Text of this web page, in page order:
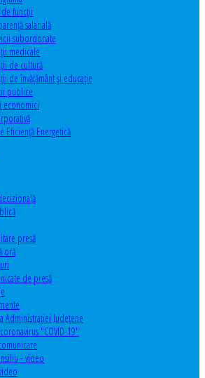
de funcții
salarială
subordonate
medicale
de cultură
de învăţământ şi educaţie
publice
economici
Eficienţă Energetică
presă
oră
de presă
Administraţiei Judeţene
"COVID-19"
- video